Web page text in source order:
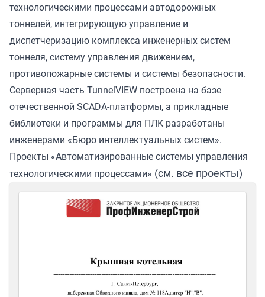
технологическими процессами автодорожных
тоннелей, интегрирующую управление и
диспетчеризацию комплекса инженерных систем
тоннеля, систему управления движением,
противопожарные системы и системы безопасности.
Серверная часть TunnelVIEW построена на базе
отечественной SCADA-платформы, а прикладные
библиотеки и программы для ПЛК разработаны
инженерами «Бюро интеллектуальных систем».
Проекты «Автоматизированные системы управления
технологическими процессами» (см. все проекты)